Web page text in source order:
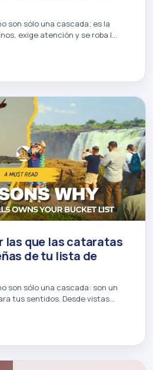
son sólo una cascada; es la
exige atención y se roba l…
las que las cataratas
de tu lista de
son sólo una cascada: son un
tus sentidos. Desde vistas…